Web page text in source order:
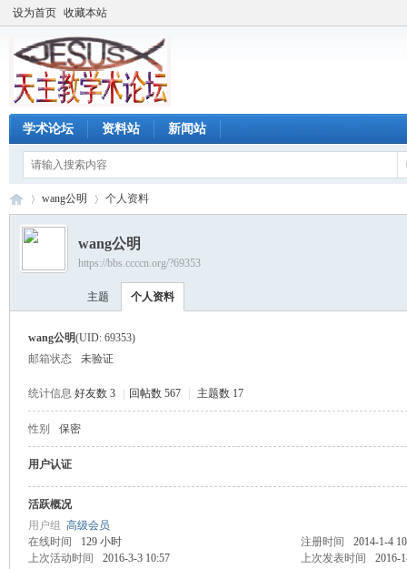
设为首页 收藏本站
学术论坛 资料站 新闻站
›
wang公明 个人资料
wang公明
https://bbs.ccccn.org/?69353
主题 个人资料
wang公明(UID: 69353)
邮箱状态
未验证
统计信息 好友数 3 回帖数 567 主题数 17
性别 保密
用户认证
活跃概况
用户组 高级会员
在线时间
129 小时 注册时间
2014-1-4
上次活动时间
2016-3-3 10:57 上次发表时间 2016-